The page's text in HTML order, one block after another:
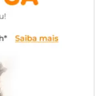
5,3 cm
acabamento